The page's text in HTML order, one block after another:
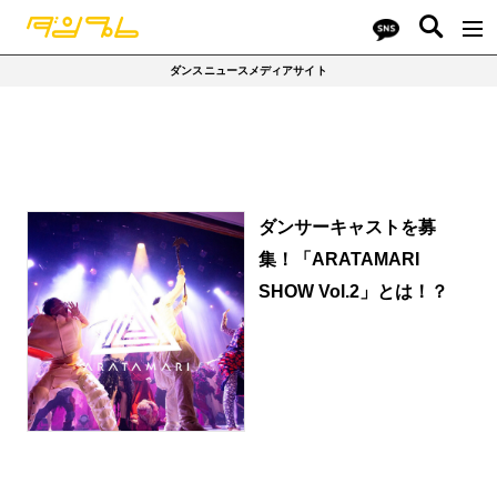
ダンスニュースメディアサイト
ダンサーキャストを募
集！「ARATAMARI
SHOW Vol.2」とは！？